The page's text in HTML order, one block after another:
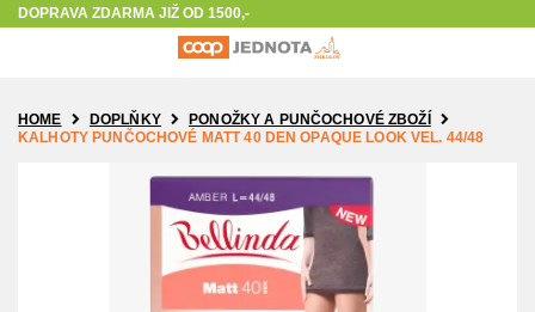
The store will not work correctly in the case when cookies are disabled.
DOPRAVA ZDARMA JIŽ OD 1500,-
HOME DOPLŇKY
PONOŽKY A PUNČOCHOVÉ ZBOŽÍ
KALHOTY PUNČOCHOVÉ MATT 40 DEN OPAQUE LOOK VEL. 44/48